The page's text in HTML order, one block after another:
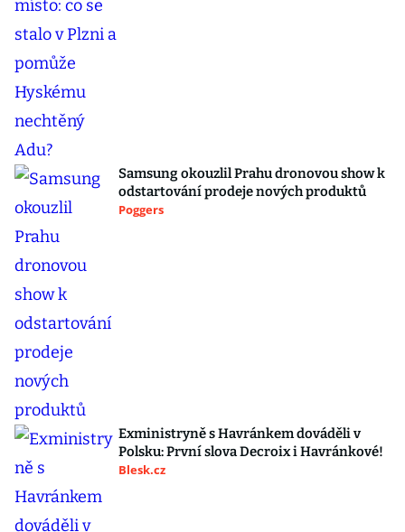
Samsung okouzlil Prahu dronovou show k
odstartování prodeje nových produktů
Poggers
Exministryně s Havránkem dováděli v
Polsku: První slova Decroix i Havránkové!
Blesk.cz